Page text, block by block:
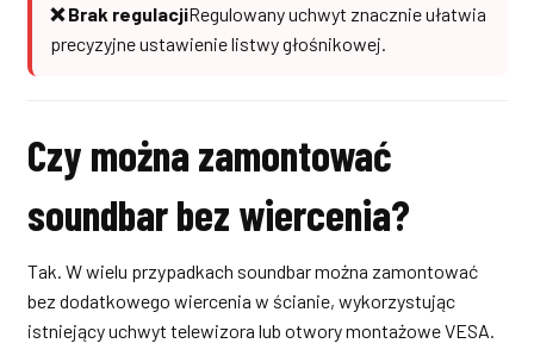
❌ Brak regulacjiRegulowany uchwyt znacznie ułatwia
precyzyjne ustawienie listwy głośnikowej.
Czy można zamontować
soundbar bez wiercenia?
Tak. W wielu przypadkach soundbar można zamontować
bez dodatkowego wiercenia w ścianie, wykorzystując
istniejący uchwyt telewizora lub otwory montażowe VESA.